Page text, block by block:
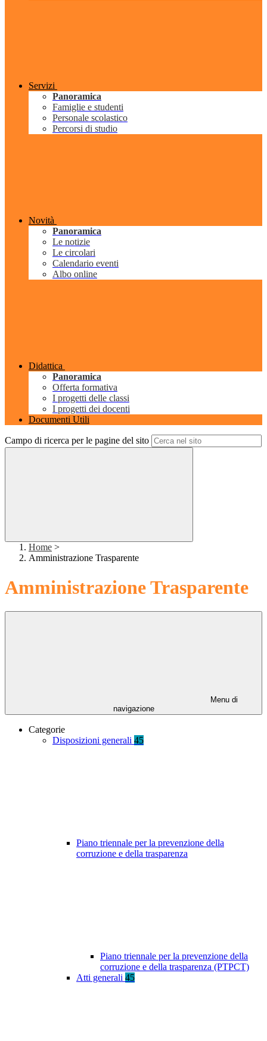
Servizi
Panoramica
Famiglie e studenti
Personale scolastico
Percorsi di studio
Novità
Panoramica
Le notizie
Le circolari
Calendario eventi
Albo online
Didattica
Panoramica
Offerta formativa
I progetti delle classi
I progetti dei docenti
Documenti Utili
Campo di ricerca per le pagine del sito
Home >
Amministrazione Trasparente
Amministrazione Trasparente
Menu di
navigazione
Categorie
Disposizioni generali 45
Piano triennale per la prevenzione della
corruzione e della trasparenza
Piano triennale per la prevenzione della
corruzione e della trasparenza (PTPCT)
Atti generali 45